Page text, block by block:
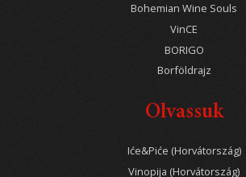
Bohemian Wine Souls
VinCE
BORIGO
Borföldrajz
Olvassuk
Iće&Piće (Horvátország)
Vinopija (Horvátország)